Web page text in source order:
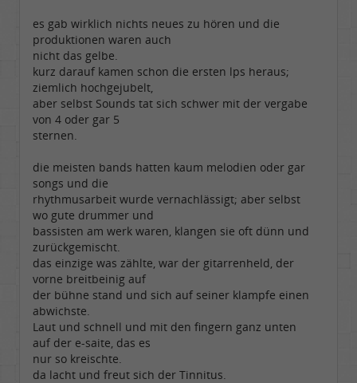
es gab wirklich nichts neues zu hören und die
produktionen waren auch
nicht das gelbe.
kurz darauf kamen schon die ersten lps heraus;
ziemlich hochgejubelt,
aber selbst Sounds tat sich schwer mit der vergabe
von 4 oder gar 5
sternen.
die meisten bands hatten kaum melodien oder gar
songs und die
rhythmusarbeit wurde vernachlässigt; aber selbst
wo gute drummer und
bassisten am werk waren, klangen sie oft dünn und
zurückgemischt.
das einzige was zählte, war der gitarrenheld, der
vorne breitbeinig auf
der bühne stand und sich auf seiner klampfe einen
abwichste.
Laut und schnell und mit den fingern ganz unten
auf der e-saite, das es
nur so kreischte.
da lacht und freut sich der Tinnitus.